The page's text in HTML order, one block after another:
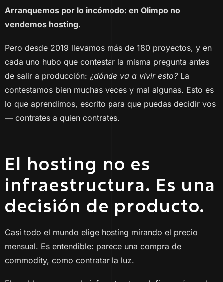
Arranquemos por lo incómodo: en Olimpo no
vendemos hosting.
Pero desde 2019 llevamos más de 180 proyectos, y en
cada uno hubo que contestar la misma pregunta antes
de salir a producción: ¿dónde va a vivir esto? La
contestamos bien muchas veces y mal algunas. Esto es
lo que aprendimos, escrito para que puedas decidir vos
— contrates a quien contrates.
El hosting no es
infraestructura. Es una
decisión de producto.
Casi todo el mundo elige hosting mirando el precio
mensual. Es entendible: parece una compra de
commodity, como contratar la luz.